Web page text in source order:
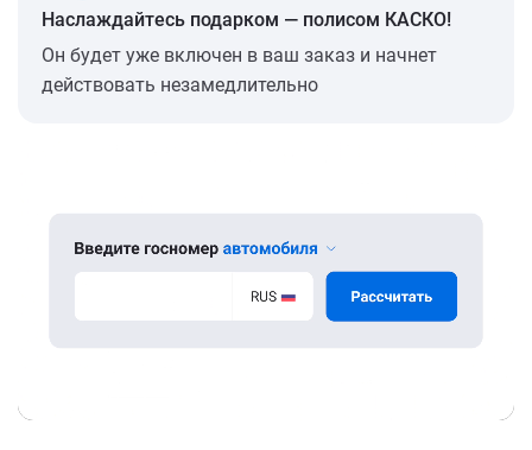
Наслаждайтесь подарком — полисом КАСКО!
Он будет уже включен в ваш заказ и начнет
действовать незамедлительно